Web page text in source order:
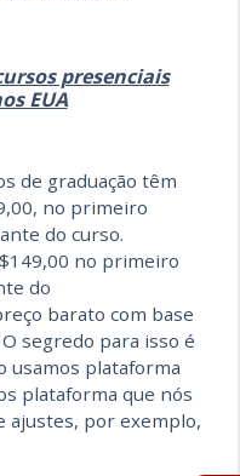
presenciais
EUA
de graduação têm
, no primeiro
do curso.
no primeiro
do
barato com base
segredo para isso é
usamos plataforma
plataforma que nós
ajustes, por exemplo,